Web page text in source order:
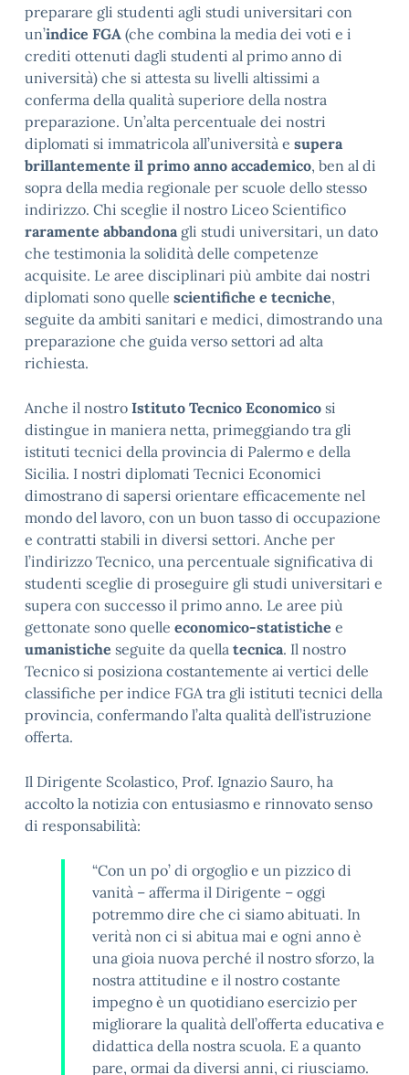
preparare gli studenti agli studi universitari con
un’indice FGA (che combina la media dei voti e i
crediti ottenuti dagli studenti al primo anno di
università) che si attesta su livelli altissimi a
conferma della qualità superiore della nostra
preparazione. Un’alta percentuale dei nostri
diplomati si immatricola all’università e supera
brillantemente il primo anno accademico, ben al di
sopra della media regionale per scuole dello stesso
indirizzo. Chi sceglie il nostro Liceo Scientifico
raramente abbandona gli studi universitari, un dato
che testimonia la solidità delle competenze
acquisite. Le aree disciplinari più ambite dai nostri
diplomati sono quelle scientifiche e tecniche,
seguite da ambiti sanitari e medici, dimostrando una
preparazione che guida verso settori ad alta
richiesta.
Anche il nostro Istituto Tecnico Economico si
distingue in maniera netta, primeggiando tra gli
istituti tecnici della provincia di Palermo e della
Sicilia. I nostri diplomati Tecnici Economici
dimostrano di sapersi orientare efficacemente nel
mondo del lavoro, con un buon tasso di occupazione
e contratti stabili in diversi settori. Anche per
l’indirizzo Tecnico, una percentuale significativa di
studenti sceglie di proseguire gli studi universitari e
supera con successo il primo anno. Le aree più
gettonate sono quelle economico-statistiche e
umanistiche seguite da quella tecnica. Il nostro
Tecnico si posiziona costantemente ai vertici delle
classifiche per indice FGA tra gli istituti tecnici della
provincia, confermando l’alta qualità dell’istruzione
offerta.
Il Dirigente Scolastico, Prof. Ignazio Sauro, ha
accolto la notizia con entusiasmo e rinnovato senso
di responsabilità:
“Con un po’ di orgoglio e un pizzico di
vanità – afferma il Dirigente – oggi
potremmo dire che ci siamo abituati. In
verità non ci si abitua mai e ogni anno è
una gioia nuova perché il nostro sforzo, la
nostra attitudine e il nostro costante
impegno è un quotidiano esercizio per
migliorare la qualità dell’offerta educativa e
didattica della nostra scuola. E a quanto
pare, ormai da diversi anni, ci riusciamo.